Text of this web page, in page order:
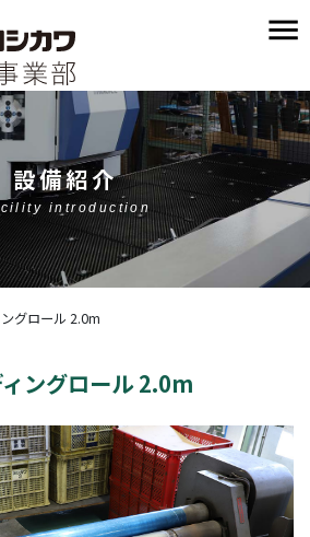
設備紹介
introduction
グロール 2.0m
ングロール 2.0m